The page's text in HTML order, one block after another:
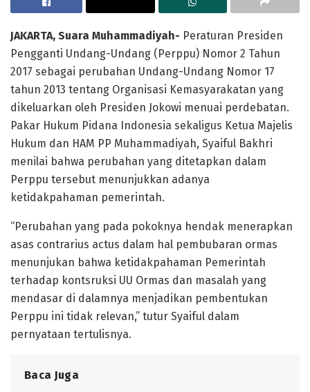
JAKARTA, Suara Muhammadiyah- Peraturan Presiden
Pengganti Undang-Undang (Perppu) Nomor 2 Tahun
2017 sebagai perubahan Undang-Undang Nomor 17
tahun 2013 tentang Organisasi Kemasyarakatan yang
dikeluarkan oleh Presiden Jokowi menuai perdebatan.
Pakar Hukum Pidana Indonesia sekaligus Ketua Majelis
Hukum dan HAM PP Muhammadiyah, Syaiful Bakhri
menilai bahwa perubahan yang ditetapkan dalam
Perppu tersebut menunjukkan adanya
ketidakpahaman pemerintah.
“Perubahan yang pada pokoknya hendak menerapkan
asas contrarius actus dalam hal pembubaran ormas
menunjukan bahwa ketidakpahaman Pemerintah
terhadap kontsruksi UU Ormas dan masalah yang
mendasar di dalamnya menjadikan pembentukan
Perppu ini tidak relevan,” tutur Syaiful dalam
pernyataan tertulisnya.
Baca Juga